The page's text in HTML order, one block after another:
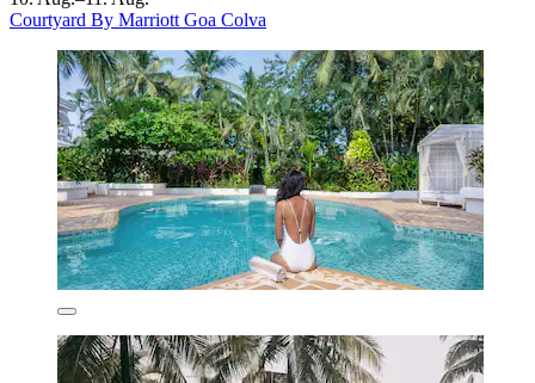
Courtyard By Marriott Goa Colva